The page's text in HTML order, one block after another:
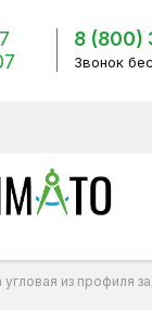
8 (800)
Звонок
из профиля